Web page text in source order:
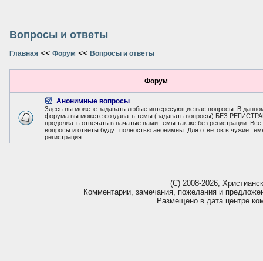
Вопросы и ответы
Главная << Форум << Вопросы и ответы
Форум
Анонимные вопросы
Здесь вы можете задавать любые интересующие вас вопросы. В
форума вы можете создавать темы (задавать вопросы) БЕЗ
продолжать отвечать в начатые вами темы так же без регистрации.
вопросы и ответы будут полностью анонимны. Для ответов в чужие
регистрация.
(С) 2008-2026,
Комментарии, замечания, пожелания и
Размещено в дата центре